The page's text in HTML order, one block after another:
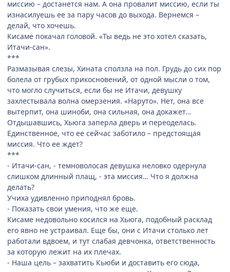
миссию – достанется нам. А она провалит миссию, если ты
изнасилуешь ее за пару часов до выхода. Вернемся –
делай, что хочешь.
Кисаме покачал головой. «Ты ведь не это хотел сказать,
Итачи-сан».
***
Размазывая слезы, Хината сползла на пол. Грудь до сих пор
болела от грубых прикосновений, от одной мысли о том,
что могло случиться, если бы не Итачи, девушку
захлестывала волна омерзения. «Наруто». Нет, она все
вытерпит, она шиноби, она сильная, она докажет…
Отдышавшись, Хьюга заперла дверь и переоделась.
Единственное, что ее сейчас заботило – предстоящая
миссия. Что ее ждет?
***
- Итачи-сан, - темноволосая девушка неловко одернула
слишком длинный плащ, - эта миссия… Что я должна
делать?
Учиха удивленно приподнял бровь.
- Показать свои умения, что же еще.
Кисаме недовольно косился на Хьюга, подобный расклад
его явно не устраивал. Еще бы, они с Итачи столько лет
работали вдвоем, и тут слабая девчонка, ответственность
за которую лежит на их плечах.
- Наша цель – захватить Кьюби и доставить его сюда,